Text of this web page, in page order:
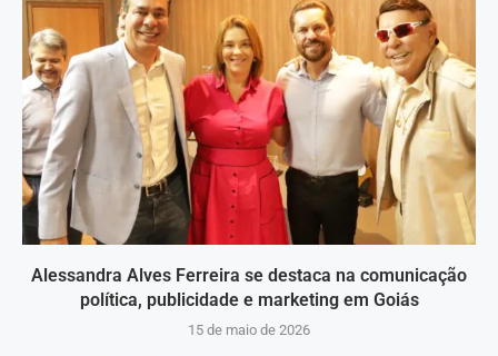
Alessandra Alves Ferreira se destaca na comunicação
política, publicidade e marketing em Goiás
15 de maio de 2026